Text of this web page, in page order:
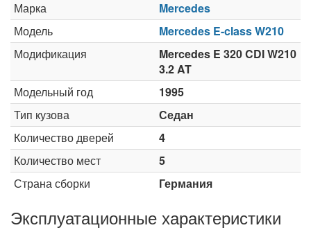
Марка
Mercedes
Модель
Mercedes E-class W210
Модификация
Mercedes E 320 CDI W210
3.2 AT
Модельный год
1995
Тип кузова
Седан
Количество дверей
4
Количество мест
5
Страна сборки
Германия
Эксплуатационные характеристики